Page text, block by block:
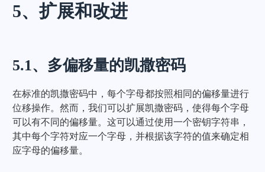
5、扩展和改进
5.1、多偏移量的凯撒密码
在标准的凯撒密码中，每个字母都按照相同的偏移量进行
位移操作。然而，我们可以扩展凯撒密码，使得每个字母
可以有不同的偏移量。这可以通过使用一个密钥字符串，
其中每个字符对应一个字母，并根据该字符的值来确定相
应字母的偏移量。